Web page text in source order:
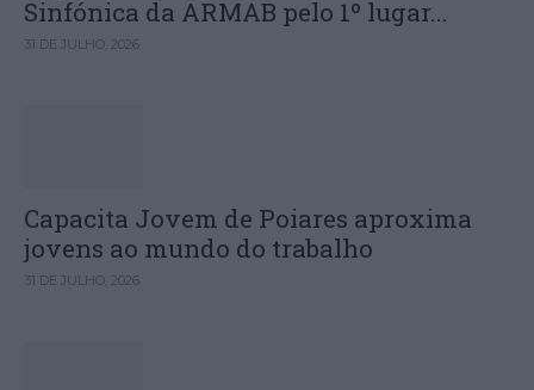
Sinfónica da ARMAB pelo 1º lugar...
31 DE JULHO, 2026
Capacita Jovem de Poiares aproxima
jovens ao mundo do trabalho
31 DE JULHO, 2026